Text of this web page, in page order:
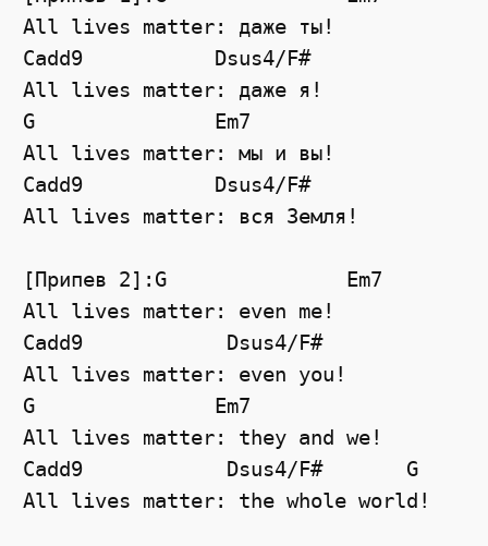
All lives matter: даже ты!
Cadd9
Dsus4/F#
All lives matter: даже я!
G
Em7
All lives matter: мы и вы!
Cadd9
Dsus4/F#
All lives matter: вся Земля!
[Припев 2]:G               Em7
All lives matter: even me!
Cadd9
Dsus4/F#
All lives matter: even you!
G
Em7
All lives matter: they and we!
Cadd9
Dsus4/F#
G
All lives matter: the whole world!